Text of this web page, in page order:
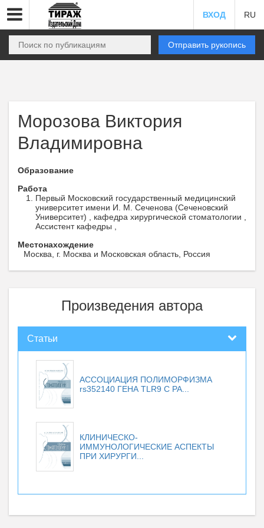
ВХОД RU
Отправить рукопись
Морозова Виктория
Владимировна
Образование
Работа
Первый Московский государственный медицинский
университет имени И. М. Сеченова (Сеченовский
Университет) , кафедра хирургической стоматологии ,
Ассистент кафедры ,
Местонахождение
Москва, г. Москва и Московская область, Россия
Произведения автора
Статьи
АССОЦИАЦИЯ ПОЛИМОРФИЗМА
rs352140 ГЕНА TLR9 С РА...
КЛИНИЧЕСКО-
ИММУНОЛОГИЧЕСКИЕ АСПЕКТЫ
ПРИ ХИРУРГИ...